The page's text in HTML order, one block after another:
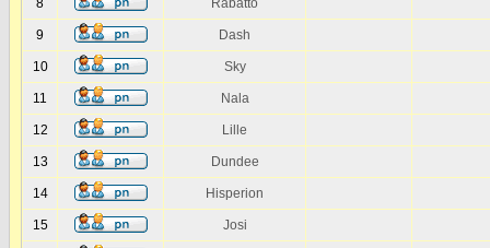
8 Rabatto
9 Dash
10 Sky
11 Nala
12 Lille
13 Dundee
14 Hisperion
15 Josi